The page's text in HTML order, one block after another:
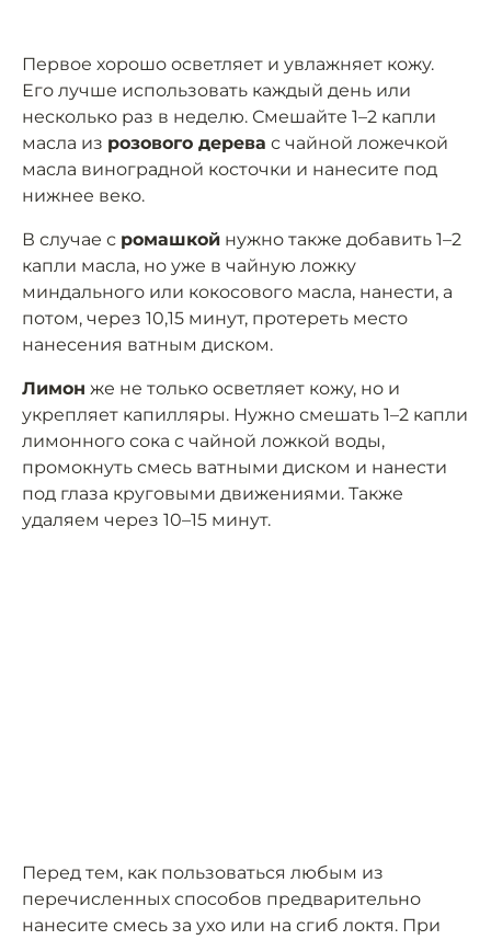
Первое хорошо осветляет и увлажняет кожу.
Его лучше использовать каждый день или
несколько раз в неделю. Смешайте 1–2 капли
масла из розового дерева с чайной ложечкой
масла виноградной косточки и нанесите под
нижнее веко.
В случае с ромашкой нужно также добавить 1–2
капли масла, но уже в чайную ложку
миндального или кокосового масла, нанести, а
потом, через 10,15 минут, протереть место
нанесения ватным диском.
Лимон же не только осветляет кожу, но и
укрепляет капилляры. Нужно смешать 1–2 капли
лимонного сока с чайной ложкой воды,
промокнуть смесь ватными диском и нанести
под глаза круговыми движениями. Также
удаляем через 10–15 минут.
Перед тем, как пользоваться любым из
перечисленных способов предварительно
нанесите смесь за ухо или на сгиб локтя. При